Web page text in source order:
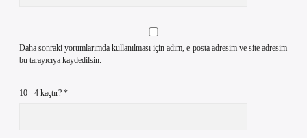
Daha sonraki yorumlarımda kullanılması için adım, e-posta adresim ve site adresim
bu tarayıcıya kaydedilsin.
10 - 4 kaçtır? *